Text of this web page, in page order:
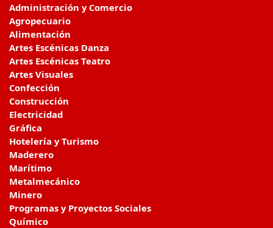
Administración y Comercio
Agropecuario
Alimentación
Artes Escénicas Danza
Artes Escénicas Teatro
Artes Visuales
Confección
Construcción
Electricidad
Gráfica
Hotelería y Turismo
Maderero
Marítimo
Metalmecánico
Minero
Programas y Proyectos Sociales
Químico